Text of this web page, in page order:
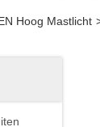
Hoog Mastlicht